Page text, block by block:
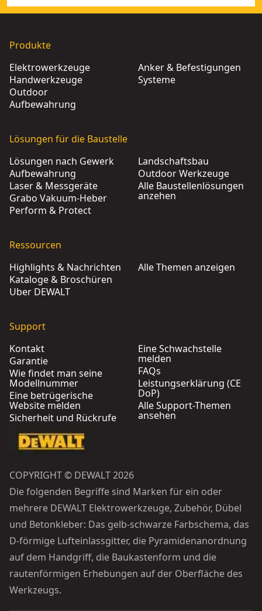
Produkte
Elektrowerkzeuge
Handwerkzeuge
Outdoor
Aufbewahrung
Anker & Befestigungen
Systeme
Lösungen für die Baustelle
Lösungen nach Gewerk
Aufbewahrung
Laser & Messgeräte
Grabo Vakuum-Heber
Perform & Protect
Landschaftsbau
Outdoor Werkzeuge
Alle Baustellenlösungen
anzehen
Ressourcen
Highlights & Nachrichten
Kataloge & Broschüren
Über DEWALT
Alle Themen anzeigen
Support
Kontakt
Garantie
Wie findet man seine
Modellnummer
Eine betrügerische
Website melden
Sicherheit und Rückrufe
Eine Schwachstelle
melden
FAQs
Leistungserklärung (CE
DoP)
Alle Support-Themen
ansehen
COPYRIGHT © DEWALT 2026
Die folgenden Begriffe sind Marken für ein oder
mehrere DEWALT Elektrowerkzeuge, Zubehör, Dübel
und Betonkleber: Das gelb-schwarze Farbschema, das
D-förmige Lufteinlassgitter, die Pyramidenanordnung
auf dem Handgriff, die Baukastenform und die
rautenförmigen Erhebungen auf der Oberfläche des
Werkzeugs.